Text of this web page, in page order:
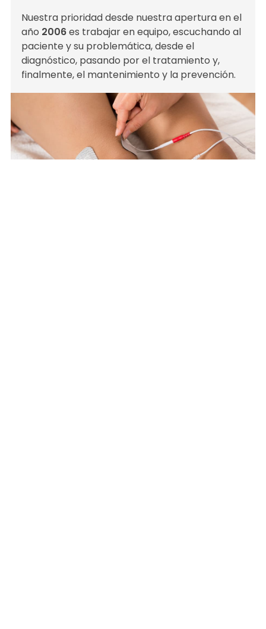
Nuestra prioridad desde nuestra apertura en el
año 2006es trabajar en equipo, escuchando al
paciente y su problemática, desde el
diagnóstico, pasando por el tratamiento y,
finalmente, el mantenimiento y la prevención.